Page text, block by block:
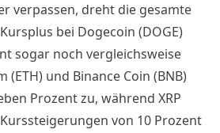
verpassen, dreht die gesamte
bei Dogecoin (DOGE)
sogar noch vergleichsweise
(ETH) und Binance Coin (BNB)
Prozent zu, während XRP
von 10 Prozent